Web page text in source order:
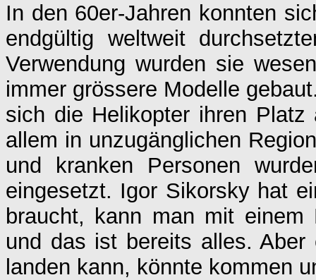
In den 60er-Jahren konnten
endgültig weltweit
Verwendung wurden sie
immer grössere Modelle
sich die Helikopter ihren Platz
allem in unzugänglichen
und kranken Personen
eingesetzt. Igor Sikorsky hat
braucht, kann man mit einem
und das ist bereits alles.
landen kann, könnte kommen